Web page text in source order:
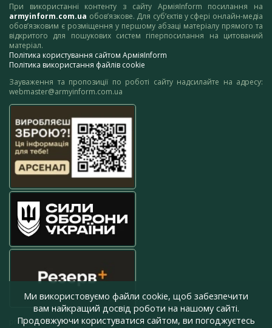
При використанні контенту з сайту АрміяInform посилання на
armyinform.com.ua обов’язкове. Для суб’єктів у сфері онлайн-медіа
обов’язковим є розміщення у першому абзаці матеріалу прямого та
відкритого для пошукових систем гіперпосилання на цитований
матеріал.
Політика користування сайтом АрміяInform
Політика використання файлів cookie
Зауваження та пропозиції по роботі сайту надсилайте на адресу:
webmaster@armyinform.com.ua
press@armyinform.com.ua
Ми використовуємо файли cookie, щоб забезпечити
вам найкращий досвід роботи на нашому сайті.
Продовжуючи користуватися сайтом, ви погоджуєтесь